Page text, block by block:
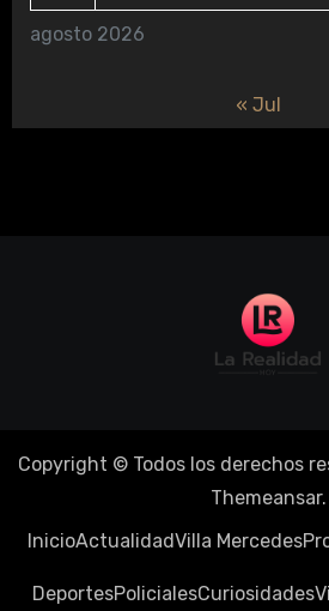
agosto 2026
« Jul
Copyright © Todos los derechos
Themeansar.
InicioActualidadVilla Mercedes
DeportesPolicialesCuriosidades